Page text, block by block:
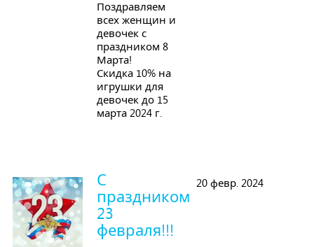
Поздравляем
всех женщин и
девочек с
праздником 8
Марта!
Скидка 10% на
игрушки для
девочек до 15
марта 2024 г.
20 февр. 2024
С
праздником
23
февраля!!!